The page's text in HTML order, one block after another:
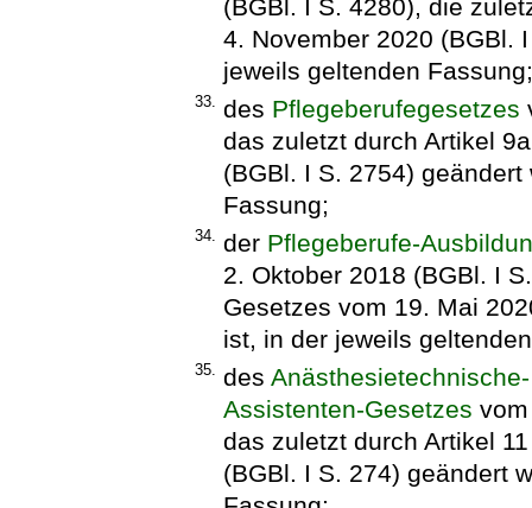
(BGBl. I S. 4280), die
4. November 2020 (BGBl.
jeweils geltenden Fassung;
33. des Pflegeberufegesetzes
das zuletzt durch Artikel
(BGBl. I S. 2754)
Fassung;
34. der Pflegeberufe-
2. Oktober 2018 (BGBl. I
Gesetzes vom 19. Mai
ist, in der jeweils
35. des
Assistenten-Gesetzes
das zuletzt durch Artikel
(BGBl. I S. 274) geändert